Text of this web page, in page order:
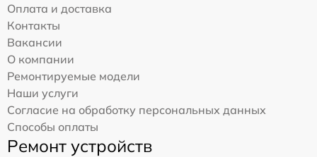
Оплата и доставка
Контакты
Вакансии
О компании
Ремонтируемые модели
Наши услуги
Согласие на обработку персональных данных
Способы оплаты
Ремонт устройств